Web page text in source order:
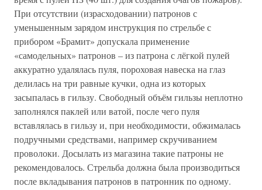
При отсутствии (израсходовании) патронов с
уменьшенным зарядом инструкция по стрельбе с
прибором «Брамит» допускала применение
«самодельных» патронов – из патрона с лёгкой пулей
аккуратно удалялась пуля, пороховая навеска на глаз
делилась на три равные кучки, одна из которых
засыпалась в гильзу. Свободный объём гильзы неплотно
заполнялся паклей или ватой, после чего пуля
вставлялась в гильзу и, при необходимости, обжималась
подручными средствами, например скручиванием
проволоки. Досылать из магазина такие патроны не
рекомендовалось. Стрельба должна была производиться
после вкладывания патронов в патронник по одному.